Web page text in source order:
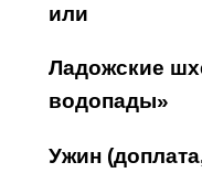
или
Ладожские
водопады»
Ужин